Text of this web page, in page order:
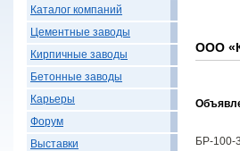
Каталог компаний
Цементные заводы
Кирпичные заводы
Бетонные заводы
Карьеры
Форум
Выставки
ООО
БР-100-